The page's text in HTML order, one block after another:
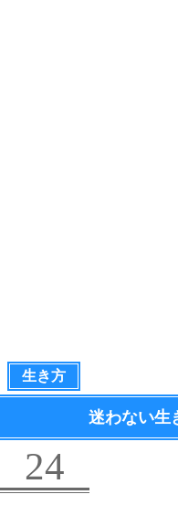
生き方
迷わない生
24